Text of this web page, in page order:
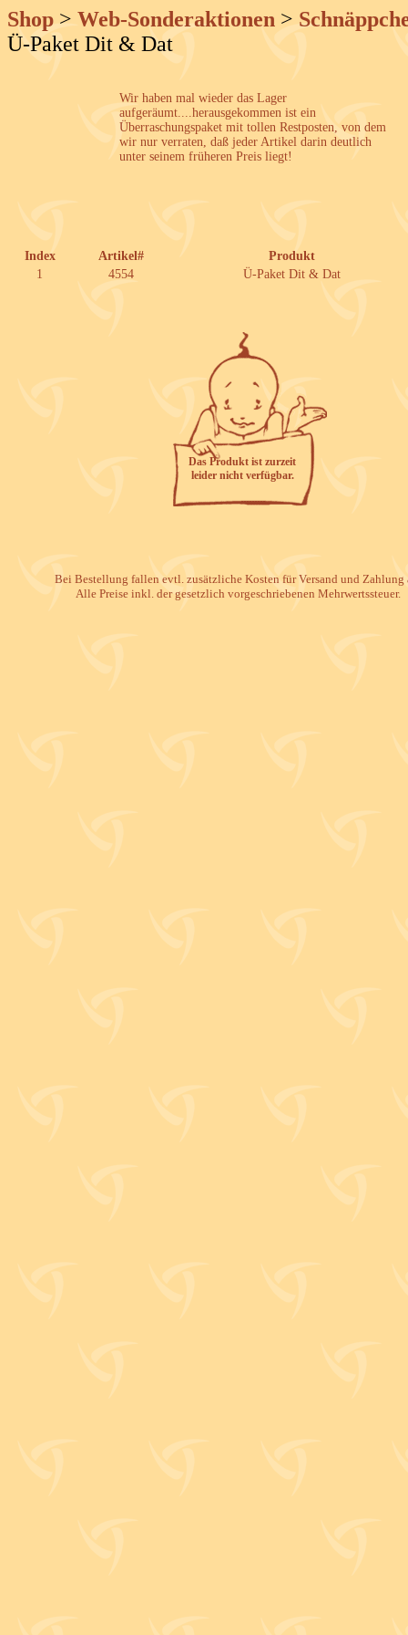
Shop > Web-Sonderaktionen >
Ü-Paket Dit & Dat
Wir haben mal wieder das Lager
aufgeräumt....herausgekommen ist ein
Überraschungspaket mit tollen Restposten, von dem
wir nur verraten, daß jeder Artikel darin deutlich
unter seinem früheren Preis liegt!
Index Artikel#
Produkt
1
4554 Ü-Paket Dit & Dat
Das Produkt ist zurzeit
leider nicht verfügbar.
Bei Bestellung fallen evtl. zusätzliche Kosten für Versand und Zahlung
Alle Preise inkl. der gesetzlich vorgeschriebenen Mehrwertssteuer.